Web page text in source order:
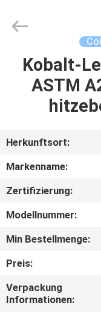
HAUS
PRODUKTE
VIDEOS
UNS
FABRIK-
AUSFLUG
Forging
Co.,LTD..
Reserved.Kobalt-
ASTM
Herkunftsort:
Markenname:
Zertifizierung:
Modellnummer:
Min Bestellmenge:
Preis:
Verpackung
Informationen: